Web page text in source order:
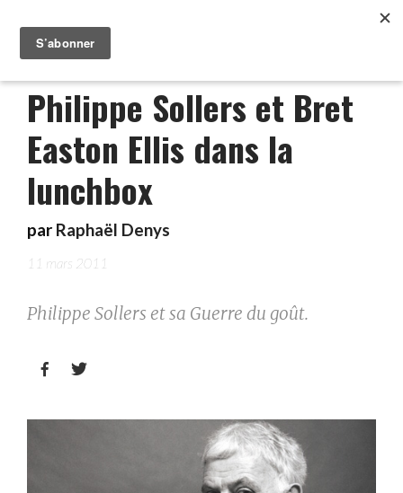
Philippe Sollers et Bret
Easton Ellis dans la
lunchbox
par Raphaël Denys
11 mars 2011
Philippe Sollers et sa Guerre du goût.
 